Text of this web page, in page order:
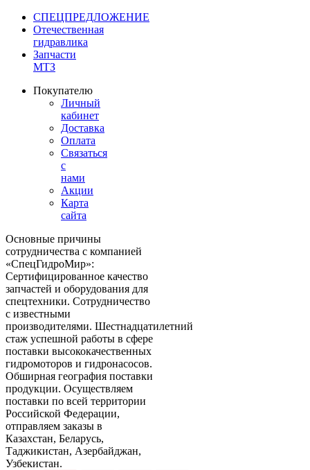
СПЕЦПРЕДЛОЖЕНИЕ
Отечественная
гидравлика
Запчасти
МТЗ
Покупателю
Личный
кабинет
Доставка
Оплата
Связаться
с
нами
Акции
Карта
сайта
Основные причины
сотрудничества с компанией
«СпецГидроМир»:
Сертифицированное качество
запчастей и оборудования для
спецтехники. Сотрудничество
с известными
производителями. Шестнадцатилетний
стаж успешной работы в сфере
поставки высококачественных
гидромоторов и гидронасосов.
Обширная география поставки
продукции. Осуществляем
поставки по всей территории
Российской Федерации,
отправляем заказы в
Казахстан, Беларусь,
Таджикистан, Азербайджан,
Узбекистан.